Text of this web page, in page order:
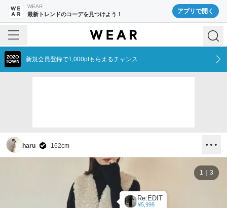
WEAR
最新トレンドのコーデを見つけよう！ アプリで開く
新規会員登録で1,000ptもらえるチャンス
haru 162cm
Re:EDIT
¥5,998
1 3